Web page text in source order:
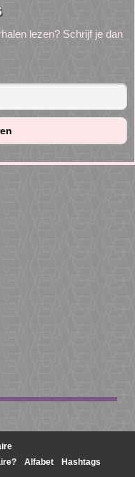
lezen? Schrijf je dan
Alfabet Hashtags